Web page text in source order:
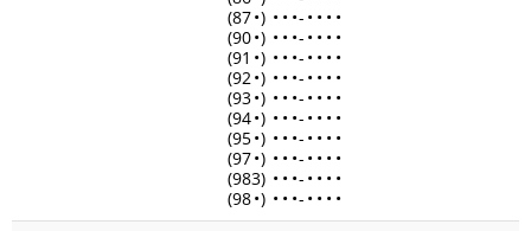
(87•) • • •- • • • •
(90•) • • •- • • • •
(91 •) • • •- • • • •
(92•) • • •- • • • •
(93•) • • •- • • • •
(94•) • • •- • • • •
(95•) • • •- • • • •
(97•) • • •- • • • •
(983) • • •- • • • •
(98•) • • •- • • • •